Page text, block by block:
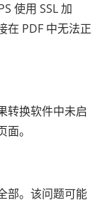
使用 SSL 加
在 PDF 中无法正
转换软件中未启
。
部。该问题可能